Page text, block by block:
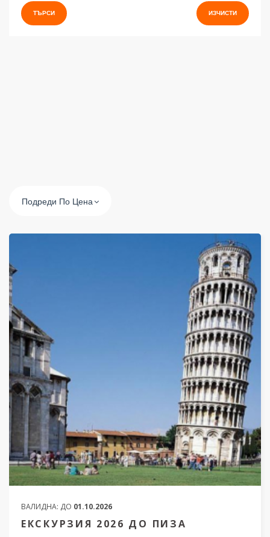
Подреди По Цена
ВАЛИДНА: ДО 01.10.2026
ЕКСКУРЗИЯ 2026 ДО ПИЗА